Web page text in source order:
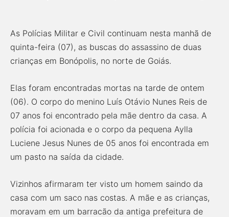
As Polícias Militar e Civil continuam nesta manhã de
quinta-feira (07), as buscas do assassino de duas
crianças em Bonópolis, no norte de Goiás.
Elas foram encontradas mortas na tarde de ontem
(06). O corpo do menino Luís Otávio Nunes Reis de
07 anos foi encontrado pela mãe dentro da casa. A
polícia foi acionada e o corpo da pequena Aylla
Luciene Jesus Nunes de 05 anos foi encontrada em
um pasto na saída da cidade.
Vizinhos afirmaram ter visto um homem saindo da
casa com um saco nas costas. A mãe e as crianças,
moravam em um barracão da antiga prefeitura de